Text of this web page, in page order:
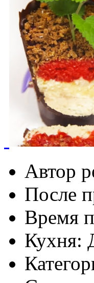
Автор
После
Время
Кухня: